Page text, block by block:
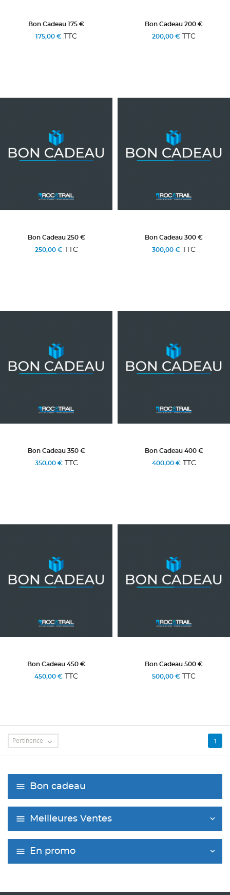
Bon cadeau
Meilleures Ventes
En promo
Bon Cadeau 175 €
175,00 € TTC
Bon Cadeau 200 €
200,00 € TTC
Bon Cadeau 250 €
250,00 €TTC
Bon Cadeau 300 €
300,00 € TTC
Bon Cadeau 350 €
350,00 €TTC
Bon Cadeau 400 €
400,00 €TTC
Bon Cadeau 450 €
450,00 € TTC
Bon Cadeau 500 €
500,00 € TTC
Pertinence  1